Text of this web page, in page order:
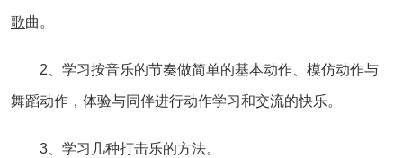
歌曲。
2、学习按音乐的节奏做简单的基本动作、模仿动作与
舞蹈动作，体验与同伴进行动作学习和交流的快乐。
3、学习几种打击乐的方法。